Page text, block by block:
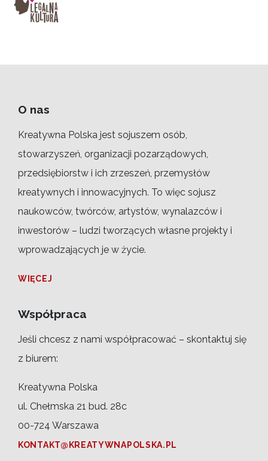
O nas
Kreatywna Polska jest sojuszem osób,
stowarzyszeń, organizacji pozarządowych,
przedsiębiorstw i ich zrzeszeń, przemysłów
kreatywnych i innowacyjnych. To więc sojusz
naukowców, twórców, artystów, wynalazców i
inwestorów – ludzi tworzących własne projekty i
wprowadzających je w życie.
WIĘCEJ
Współpraca
Jeśli chcesz z nami współpracować – skontaktuj się
z biurem:
Kreatywna Polska
ul. Chełmska 21 bud. 28c
00-724 Warszawa
KONTAKT@KREATYWNAPOLSKA.PL